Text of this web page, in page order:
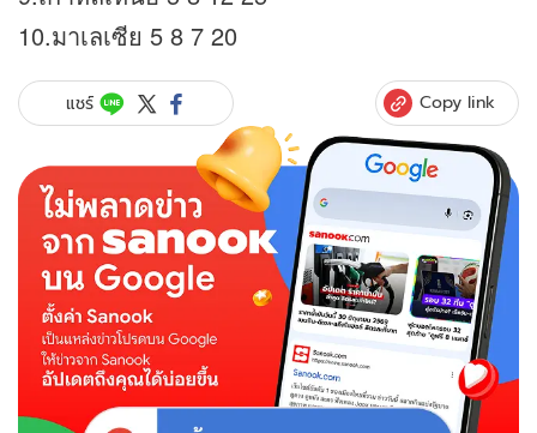
10.มาเลเซีย 5 8 7 20
แชร์ Copy link